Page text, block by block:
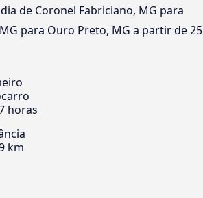
de Coronel Fabriciano, MG para
para Ouro Preto, MG a partir de 25
horas
km